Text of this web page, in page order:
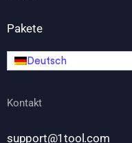
Pakete
Deutsch
Kontakt
support@1tool.com